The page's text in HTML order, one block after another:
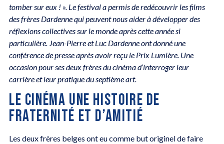
tomber sur eux ! ». Le festival a permis de redécouvrir les films
des frères Dardenne qui peuvent nous aider à développer des
réflexions collectives sur le monde après cette année si
particulière. Jean-Pierre et Luc Dardenne ont donné une
conférence de presse après avoir reçu le Prix Lumière. Une
occasion pour ses deux frères du cinéma d’interroger leur
carrière et leur pratique du septième art.
LE CINÉMA UNE HISTOIRE DE
FRATERNITÉ ET D’AMITIÉ
Les deux frères belges ont eu comme but originel de faire